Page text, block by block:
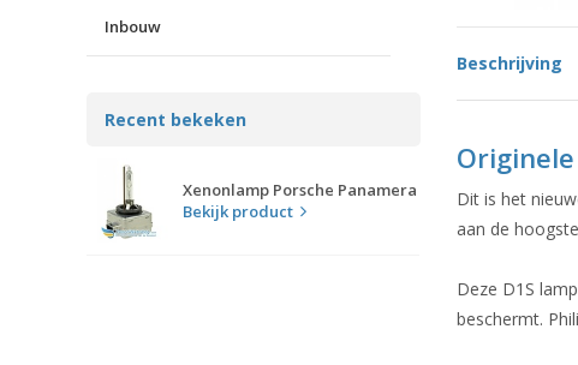
Inbouw
Recent bekeken
Xenonlamp Porsche Panamera
Bekijk product
Beschrijving
Dit is het
aan de
Deze D1S
beschermt.